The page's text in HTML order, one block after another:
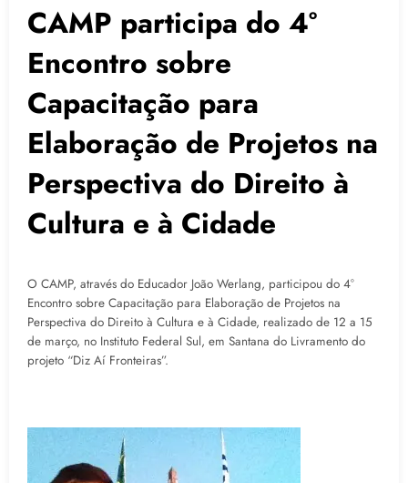
CAMP participa do 4°
Encontro sobre
Capacitação para
Elaboração de Projetos na
Perspectiva do Direito à
Cultura e à Cidade
O CAMP, através do Educador João Werlang, participou do 4°
Encontro sobre Capacitação para Elaboração de Projetos na
Perspectiva do Direito à Cultura e à Cidade, realizado de 12 a 15
de março, no Instituto Federal Sul, em Santana do Livramento do
projeto “Diz Aí Fronteiras”.